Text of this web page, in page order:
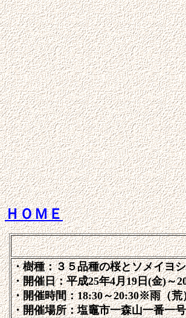
ＨＯＭＥ
・樹種：３５品種の桜とソメイヨ
・開催日：平成25年4月19日(金)～
・開催時間：18:30～20:30※雨（荒
・開催場所：塩竈市一森山一番一